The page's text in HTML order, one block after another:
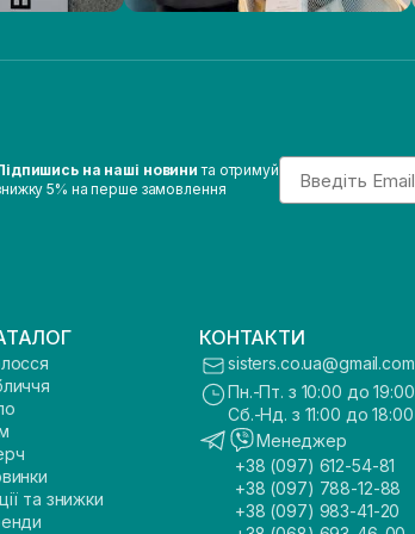
на наші новини та отримуй
5% на перше замовлення
Email
та знижки
КОНТАКТИ
sisters.co.ua@gmail.com
Пн.-Пт. з 10:00 до 19:00
Сб.-Нд. з 11:00 до 18:00
Менеджер
+38 (097) 612-54-81
+38 (097) 788-12-88
+38 (097) 983-41-20